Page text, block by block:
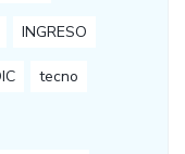
INGRESO
tecno